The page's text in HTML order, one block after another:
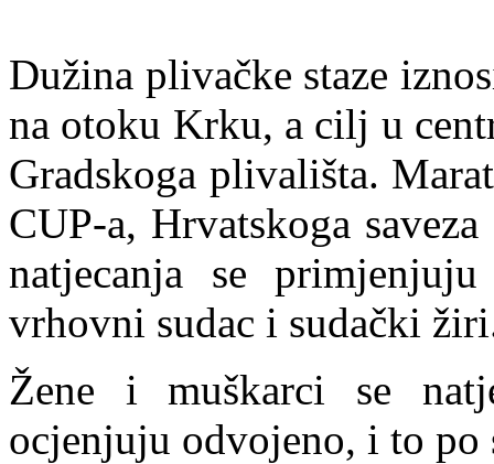
Dužina plivačke staze
na otoku Krku, a cilj u
Gradskoga plivališta.
CUP-a, Hrvatskoga
natjecanja se
vrhovni sudac i sudački
Žene i muškarci se
ocjenjuju odvojeno, i to po